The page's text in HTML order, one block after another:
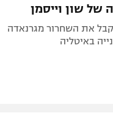
של שון וייסמן
את השחרור מגרנאדה
באיטליה